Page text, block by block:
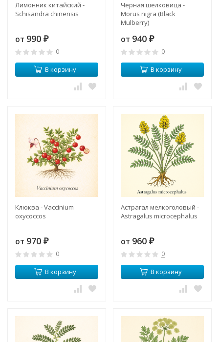
Лимонник китайский -
Schisandra chinensis
от 990 ₽
0
В корзину
Черная шелковица -
Morus nigra (Black
Mulberry)
от 940 ₽
0
В корзину
Клюква - Vaccinium
oxycoccos
от 970 ₽
0
В корзину
Астрагал мелкоголовый -
Astragalus microcephalus
от 960 ₽
0
В корзину